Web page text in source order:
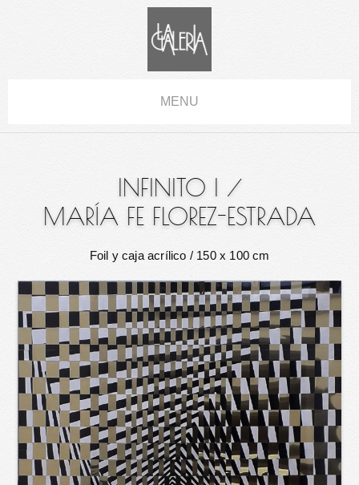
MENU
INFINITO I /
MARÍA FE FLOREZ-ESTRADA
Foil y caja acrílico / 150 x 100 cm